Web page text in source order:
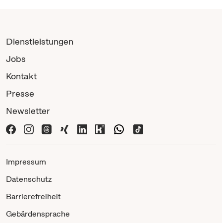
Dienstleistungen
Jobs
Kontakt
Presse
Newsletter
Impressum
Datenschutz
Barrierefreiheit
Gebärdensprache